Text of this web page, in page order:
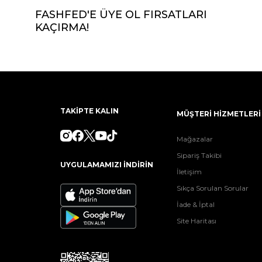
FASHFED'E ÜYE OL FIRSATLARI
KAÇIRMA!
TAKİPTE KALIN
UYGULAMAMIZI İNDİRİN
MÜŞTERİ HİZMETLERİ
Mağazalar
Sipariş Takibi
İletişim
Sıkça Sorulan Sorular
İade & İptal
Site Haritası